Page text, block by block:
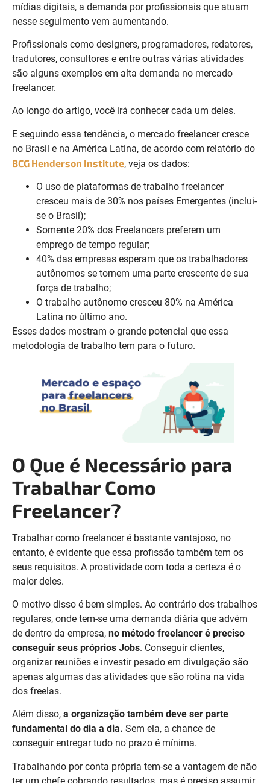
mídias digitais, a demanda por profissionais que atuam
nesse seguimento vem aumentando.
Profissionais como designers, programadores, redatores,
tradutores, consultores e entre outras várias atividades
são alguns exemplos em alta demanda no mercado
freelancer.
Ao longo do artigo, você irá conhecer cada um deles.
E seguindo essa tendência, o mercado freelancer cresce
no Brasil e na América Latina, de acordo com relatório do
BCG Henderson Institute, veja os dados:
O uso de plataformas de trabalho freelancer
cresceu mais de 30% nos países Emergentes (inclui-
se o Brasil);
Somente 20% dos Freelancers preferem um
emprego de tempo regular;
40% das empresas esperam que os trabalhadores
autônomos se tornem uma parte crescente de sua
força de trabalho;
O trabalho autônomo cresceu 80% na América
Latina no último ano.
Esses dados mostram o grande potencial que essa
metodologia de trabalho tem para o futuro.
O Que é Necessário para
Trabalhar Como
Freelancer?
Trabalhar como freelancer é bastante vantajoso, no
entanto, é evidente que essa profissão também tem os
seus requisitos. A proatividade com toda a certeza é o
maior deles.
O motivo disso é bem simples. Ao contrário dos trabalhos
regulares, onde tem-se uma demanda diária que advém
de dentro da empresa, no método freelancer é preciso
conseguir seus próprios Jobs. Conseguir clientes,
organizar reuniões e investir pesado em divulgação são
apenas algumas das atividades que são rotina na vida
dos freelas.
Além disso, a organização também deve ser parte
fundamental do dia a dia. Sem ela, a chance de
conseguir entregar tudo no prazo é mínima.
Trabalhando por conta própria tem-se a vantagem de não
ter um chefe cobrando resultados, mas é preciso assumir